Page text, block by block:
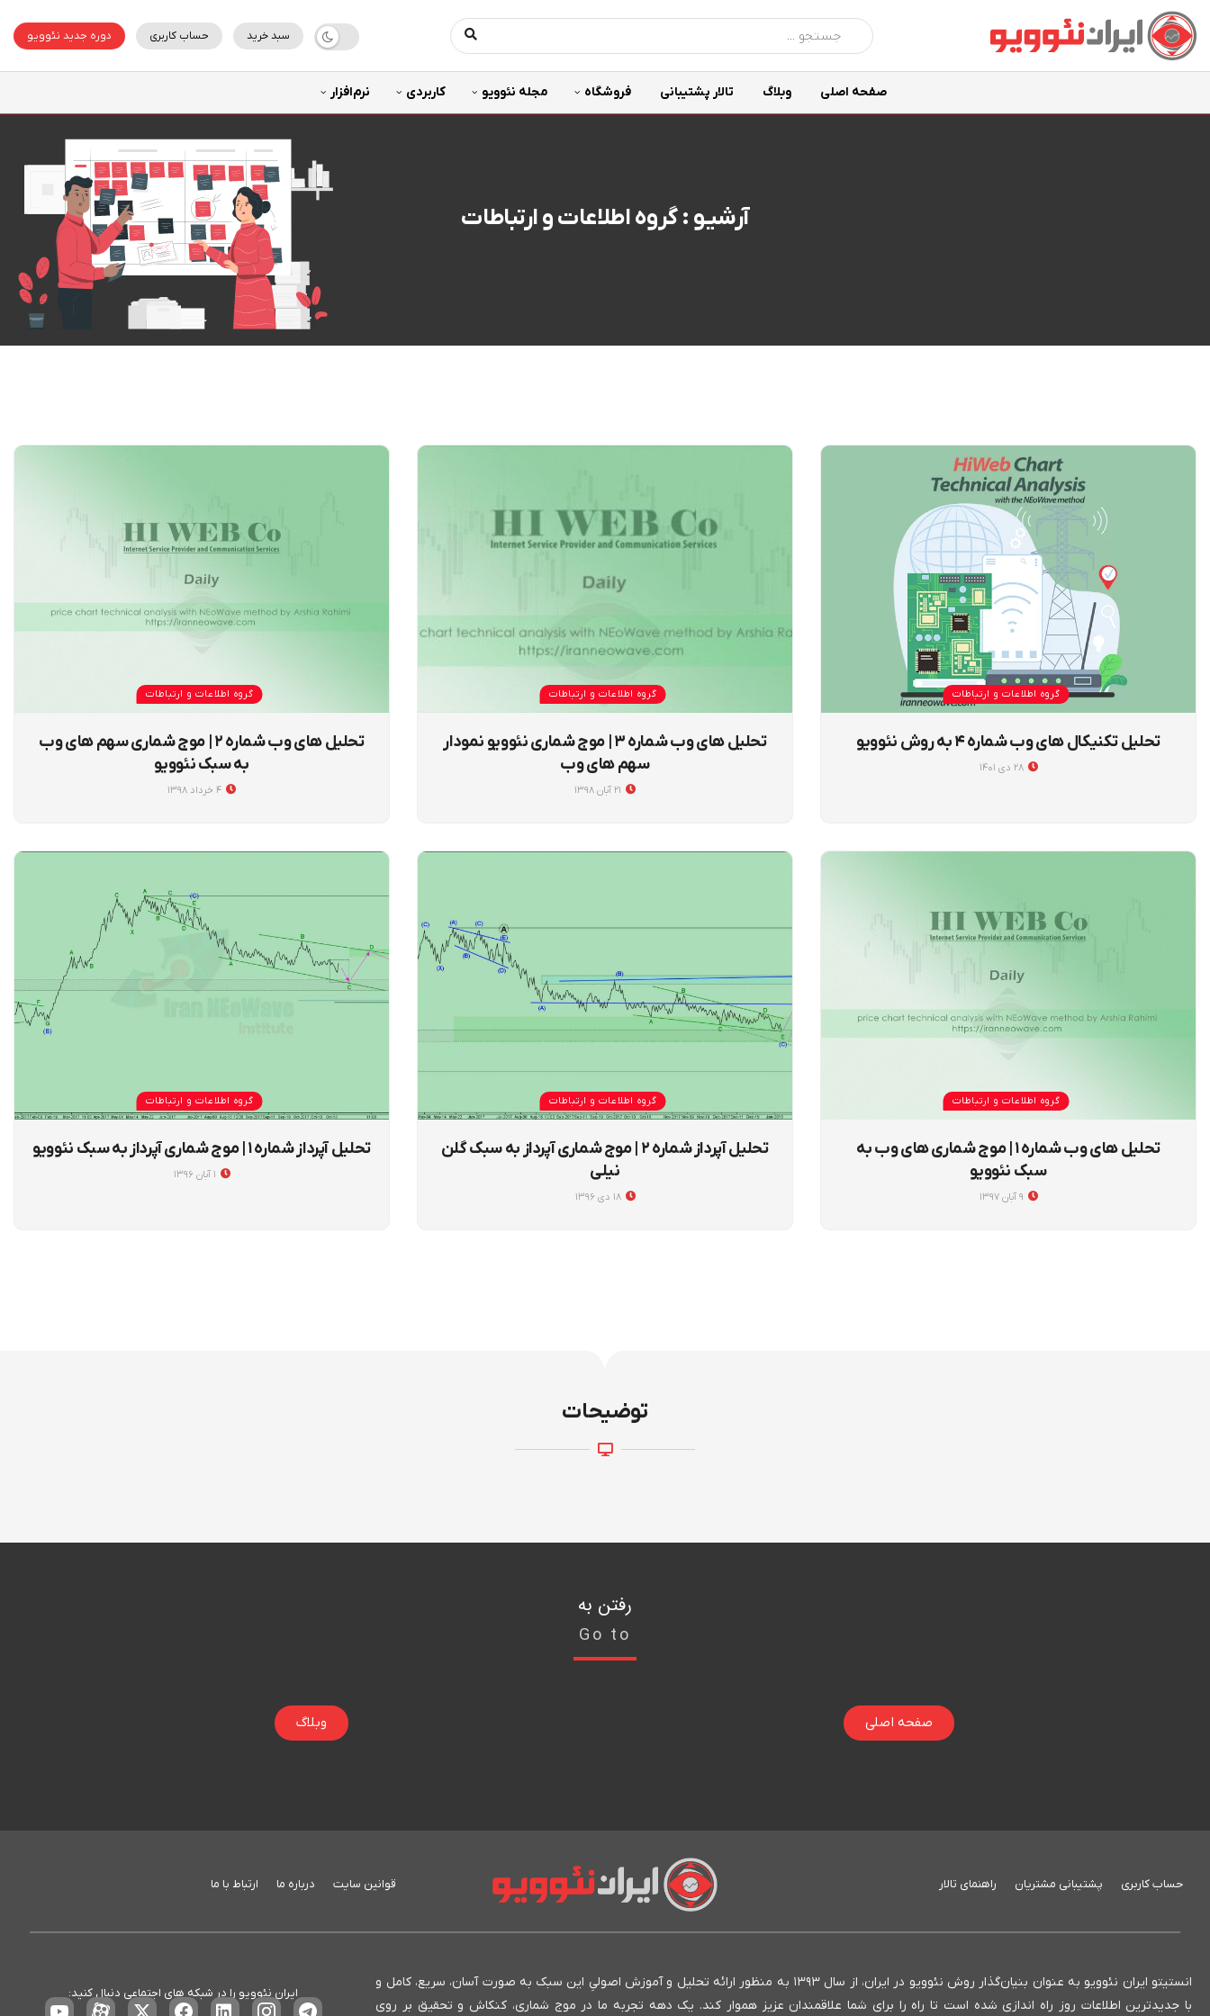
سبد خرید حساب کاربری دوره جدید نئوویو
صفحه اصلی وبلاگ تالار پشتیبانی فروشگاه مجله نئوویو کاربردی نرم‌افزار
آرشیـو : گروه اطلاعات و ارتباطات
گروه اطلاعات و ارتباطات
تحلیل تکنیکال های وب شماره ۴ به روش نئوویو
۲۸ دی ۱۴۰۱
گروه اطلاعات و ارتباطات
تحلیل های وب شماره ۳ | موج شماری نئوویو نمودار
سهم های وب
گروه اطلاعات و ارتباطات
تحلیل های وب شماره ۲ | موج شماری سهم های وب
به سبک نئوویو
گروه اطلاعات و ارتباطات
تحلیل های وب شماره ۱ | موج شماری های وب به
سبک نئوویو
گروه اطلاعات و ارتباطات
تحلیل آپرداز شماره ۲ | موج شماری آپرداز به سبک گلن
نیلی
۱۸ دی ۱۳۹۶
گروه اطلاعات و ارتباطات
تحلیل آپرداز شماره ۱ | موج شماری آپرداز به سبک نئوویو
توضیحات
رفتن به
Go to
صفحه اصلی وبلاگ
حساب کاربری پشتیبانی مشتریان راهنمای تالار قوانین سایت درباره ما ارتباط با ما
انستیتو ایران نئوویو به عنوان بنیان‌گذار روش نئوویو در ایران، از سال ۱۳۹۳ به منظور ارائه تحلیل و آموزش اصولیِ این سبک به صورت آسان، سریع، کامل و
با جدیدترین اطلاعات روز راه اندازی شده است تا راه را برای شما علاقمندان عزیز هموار کند. یک دهه تجربه ما در موج شماری، کنکاش و تحقیق بر روی
ایران نئوویو را در شبکه های اجتماعی دنبال کنید: